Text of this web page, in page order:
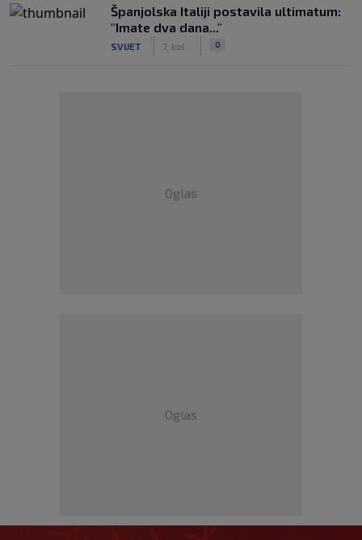
Španjolska Italiji postavila ultimatum:
"Imate dva dana..."
SVIJET 7. kol. 0
Oglas
Oglas